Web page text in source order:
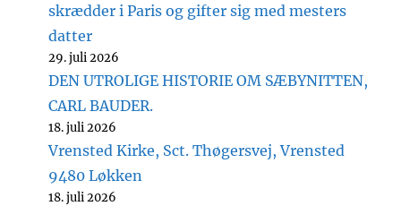
skrædder i Paris og gifter sig med mesters
datter
29. juli 2026
DEN UTROLIGE HISTORIE OM SÆBYNITTEN,
CARL BAUDER.
18. juli 2026
Vrensted Kirke, Sct. Thøgersvej, Vrensted
9480 Løkken
18. juli 2026